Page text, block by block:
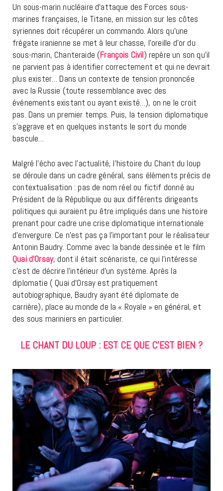
Un sous-marin nucléaire d’attaque des Forces sous-
marines françaises, le Titane, en mission sur les côtes
syriennes doit récupérer un commando. Alors qu’une
frégate iranienne se met à leur chasse, l’oreille d’or du
sous-marin, Chanteraide (François Civil) repère un son qu’il
ne parvient pas à identifier correctement et qui ne devrait
plus exister… Dans un contexte de tension prononcée
avec la Russie (toute ressemblance avec des
événements existant ou ayant existé…), on ne le croit
pas. Dans un premier temps. Puis, la tension diplomatique
s’aggrave et en quelques instants le sort du monde
bascule…
Malgré l’écho avec l’actualité, l’histoire du Chant du loup
se déroule dans un cadre général, sans éléments précis de
contextualisation : pas de nom réel ou fictif donné au
Président de la République ou aux différents dirigeants
politiques qui auraient pu être impliqués dans une histoire
prenant pour cadre une crise diplomatique internationale
d’envergure. Ce n’est pas ça l’important pour le réalisateur
Antonin Baudry. Comme avec la bande dessinée et le film
Quai d’Orsay, dont il était scénariste, ce qui l’intéresse
c’est de décrire l’intérieur d’un système. Après la
diplomatie ( Quai d’Orsay est pratiquement
autobiographique, Baudry ayant été diplomate de
carrière), place au monde de la « Royale » en général, et
des sous mariniers en particulier.
LE CHANT DU LOUP : EST CE QUE C’EST BIEN ?